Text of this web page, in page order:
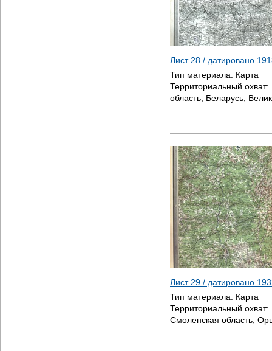
Лист 28 / датировано
Тип материала: Карта
Территориальный охват:
область, Беларусь,
Лист 29 / датировано
Тип материала: Карта
Территориальный охват:
Смоленская область,